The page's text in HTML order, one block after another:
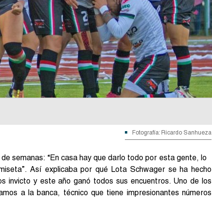
Fotografía: Ricardo Sanhueza
semanas: “En casa hay que darlo todo por esta gente, lo
Así explicaba por qué Lota Schwager se ha hecho
invicto y este año ganó todos sus encuentros. Uno de los
a la banca, técnico que tiene impresionantes números